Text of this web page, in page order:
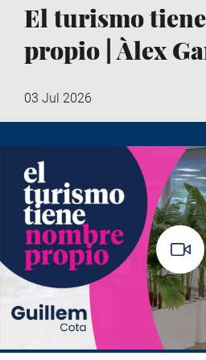
El turismo
propio | Àlex
03 Jul 2026